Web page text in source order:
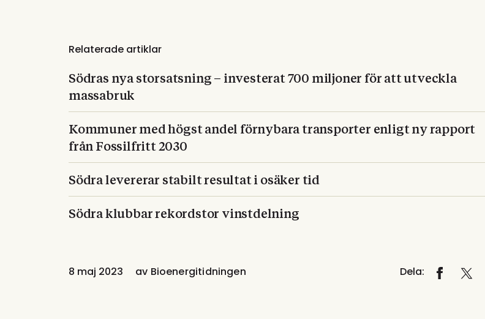
Relaterade artiklar
Södras nya storsatsning – investerat 700 miljoner för att utveckla
massabruk
Kommuner med högst andel förnybara transporter enligt ny rapport
från Fossilfritt 2030
Södra levererar stabilt resultat i osäker tid
Södra klubbar rekordstor vinstdelning
8 maj 2023 av Bioenergitidningen Dela: